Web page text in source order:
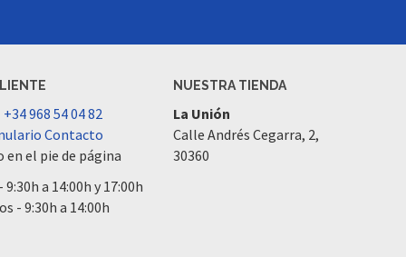
+34 968 54 04 82
Contacto
el pie de página
a 14:00h y 17:00h
- 9:30h a 14:00h
NUESTRA TIENDA
La Unión
Calle Andrés Cegarra, 2,
30360